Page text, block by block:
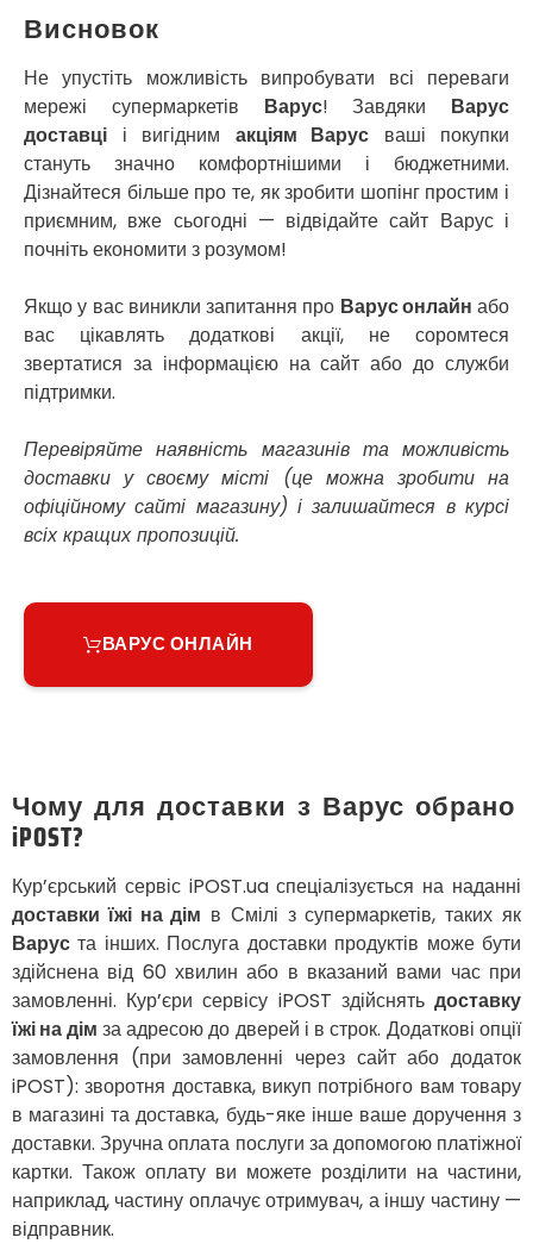
Висновок
Не упустіть можливість випробувати всі переваги
мережі супермаркетів Варус! Завдяки Варус
доставці і вигідним акціям Варус ваші покупки
стануть значно комфортнішими і бюджетними.
Дізнайтеся більше про те, як зробити шопінг простим і
приємним, вже сьогодні — відвідайте сайт Варус і
почніть економити з розумом!
Якщо у вас виникли запитання про Варус онлайн або
вас цікавлять додаткові акції, не соромтеся
звертатися за інформацією на сайт або до служби
підтримки.
Перевіряйте наявність магазинів та можливість
доставки у своєму місті (це можна зробити на
офіційному сайті магазину) і залишайтеся в курсі
всіх кращих пропозицій.
ВАРУС ОНЛАЙН
Чому для доставки з Варус обрано
iPOST?
Кур’єрський сервіс iPOST.ua спеціалізується на наданні
доставки їжі на дім в Смілі з супермаркетів, таких як
Варус та інших. Послуга доставки продуктів може бути
здійснена від 60 хвилин або в вказаний вами час при
замовленні. Кур’єри сервісу iPOST здійснять доставку
їжі на дім за адресою до дверей і в строк. Додаткові опції
замовлення (при замовленні через сайт або додаток
iPOST): зворотня доставка, викуп потрібного вам товару
в магазині та доставка, будь-яке інше ваше доручення з
доставки. Зручна оплата послуги за допомогою платіжної
картки. Також оплату ви можете розділити на частини,
наприклад, частину оплачує отримувач, а іншу частину —
відправник.
Сміла
Сокільники
Солоницівка
Старокостянтинів
Старі Петрівці
Стебник
Стоянка
Стрий
Світловодськ
Святопетрівське
Тальне
Тарасівка
Тернопіль
Тернівка
Трускавець
Тульчин
Українка
Умань
Узин
Васильків
Великі Лази
Великий Омеляник
Винники
Вишенки
Вишневе
Віта-Поштова
Вовчинець
Вознесенськ
Вишгород
Яготин
Южне
Южноукраїнськ
Запоріжжя
Зарічани
Зазим’я
Здолбунів
Жовті Води
Житомир
Зміїв